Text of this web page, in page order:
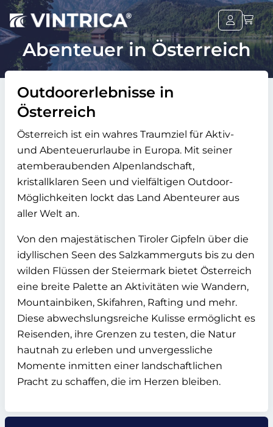
Abenteuer in Österreich
Outdoorerlebnisse in
Österreich
Österreich ist ein wahres Traumziel für Aktiv-
und Abenteuerurlaube in Europa. Mit seiner
atemberaubenden Alpenlandschaft,
kristallklaren Seen und vielfältigen Outdoor-
Möglichkeiten lockt das Land Abenteurer aus
aller Welt an.
Von den majestätischen Tiroler Gipfeln über die
idyllischen Seen des Salzkammerguts bis zu den
wilden Flüssen der Steiermark bietet Österreich
eine breite Palette an Aktivitäten wie Wandern,
Mountainbiken, Skifahren, Rafting und mehr.
Diese abwechslungsreiche Kulisse ermöglicht es
Reisenden, ihre Grenzen zu testen, die Natur
hautnah zu erleben und unvergessliche
Momente inmitten einer landschaftlichen
Pracht zu schaffen, die im Herzen bleiben.